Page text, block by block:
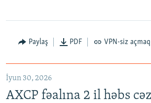
Paylaş PDF VPN-siz açmaq
İyun 30, 2026
AXCP fəalına 2 il həbs